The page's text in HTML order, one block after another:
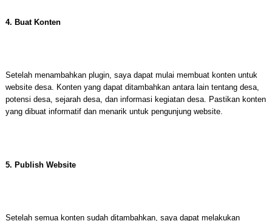
4. Buat Konten
Setelah menambahkan plugin, saya dapat mulai membuat konten untuk
website desa. Konten yang dapat ditambahkan antara lain tentang desa,
potensi desa, sejarah desa, dan informasi kegiatan desa. Pastikan konten
yang dibuat informatif dan menarik untuk pengunjung website.
5. Publish Website
Setelah semua konten sudah ditambahkan, saya dapat melakukan